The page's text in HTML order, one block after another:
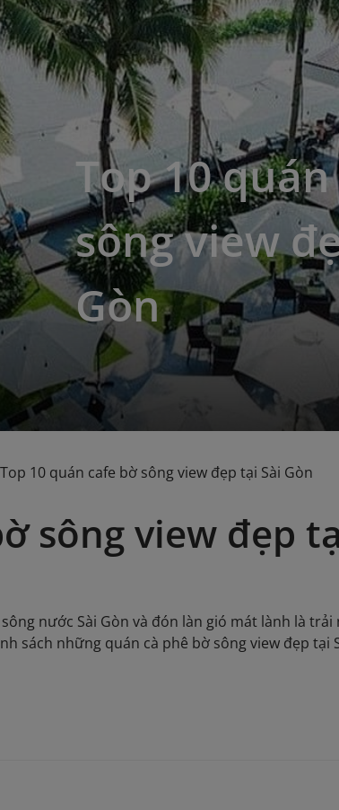
Top 10
sông view
Gòn
Top 10 quán cafe bờ sông view đẹp tại Sài Gòn
sông view đẹp
nước Sài Gòn và đón làn gió mát lành là trải
sách những quán cà phê bờ sông view đẹp tại